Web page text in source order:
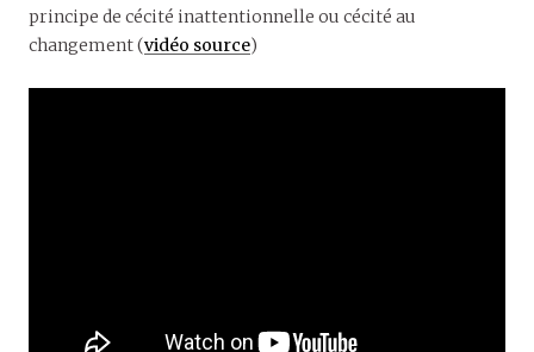
principe de cécité inattentionnelle ou cécité au
changement (vidéo source)